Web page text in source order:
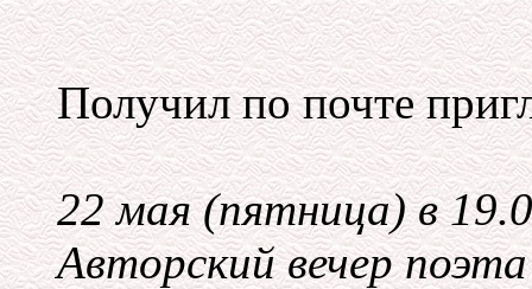
Получил по почте
22 мая (пятница) в
Авторский вечер